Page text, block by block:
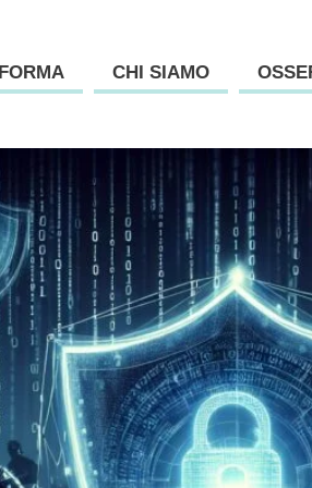
CHI SIAMO